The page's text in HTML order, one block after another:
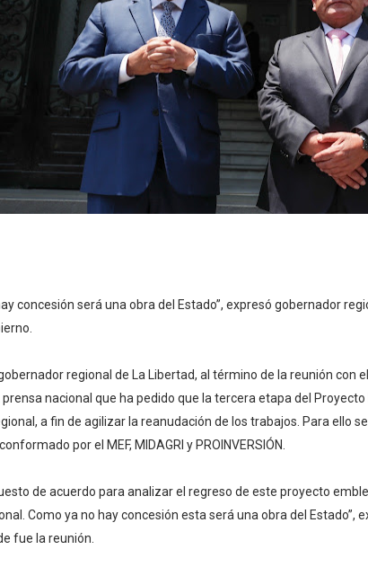
OSIPTEL: Ahora dar de baja tu servicio de internet o
¿Viajas por fiestas patrias? OSIPTEL recomienda
REGULARIZA TUS DEUDAS POR VIDEO GESTIÓN,
HIDRANDINA: POR FIESTAS PATRIAS APROVECHA
La Universidad de Piura comparte su propuesta
ACELERAN ACCIONES DE PREVENCIÓN ANTE EL
HIDRANDINA ADVIERTE QUE ESTÁ PROHIBIDO
HIDRANDINA: ACTUALIZA TUS DATOS PARA
concesión será una obra del Estado”, expresó gobernador
regional de La Libertad, al término de la reunión con
prensa nacional que ha pedido que la tercera etapa del
a fin de agilizar la reanudación de los trabajos. Para ello
por el MEF, MIDAGRI y PROINVERSIÓN.
de acuerdo para analizar el regreso de este proyecto
Como ya no hay concesión esta será una obra del Estado”,
fue la reunión.